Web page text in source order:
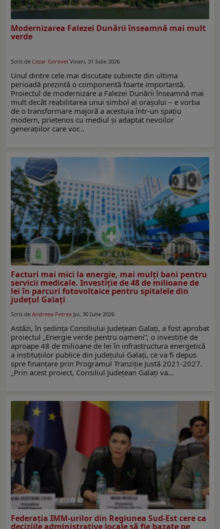
Modernizarea Falezei Dunării înseamnă mai mult
verde
Scris de Cezar Gorovei Vineri, 31 Iulie 2026
Unul dintre cele mai discutate subiecte din ultima
perioadă prezintă o componentă foarte importantă.
Proiectul de modernizare a Falezei Dunării înseamnă mai
mult decât reabilitarea unui simbol al orașului – e vorba
de o transformare majoră a acestuia într-un spațiu
modern, prietenos cu mediul și adaptat nevoilor
generațiilor care vor…
Facturi mai mici la energie, mai mulți bani pentru
servicii medicale. Investiție de 48 de milioane de
lei în parcuri fotovoltaice pentru spitalele din
județul Galați
Scris de Andreea Petrea Joi, 30 Iulie 2026
Astăzi, în ședința Consiliului Județean Galați, a fost aprobat
proiectul „Energie verde pentru oameni”, o investiție de
aproape 48 de milioane de lei în infrastructura energetică
a instituțiilor publice din județului Galați, ce va fi depus
spre finanțare prin Programul Tranziție Justă 2021-2027.
„Prin acest proiect, Consiliul Județean Galați va…
Federația IMM-urilor din Regiunea Sud-Est cere ca
deciziile administrative locale să fie bazate pe